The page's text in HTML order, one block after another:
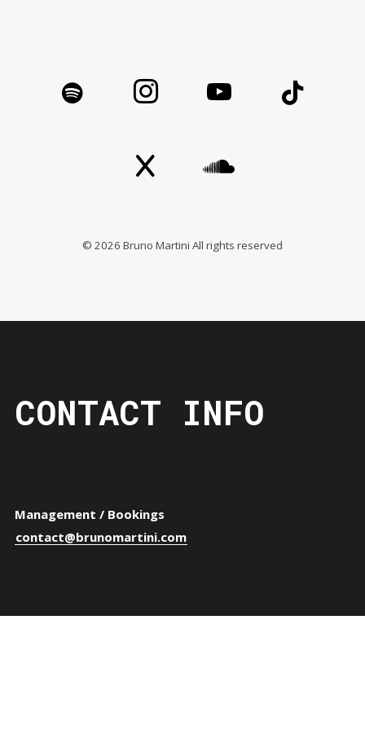
© 2026 Bruno Martini All rights reserved
CONTACT INFO
Management / Bookings
contact@brunomartini.com